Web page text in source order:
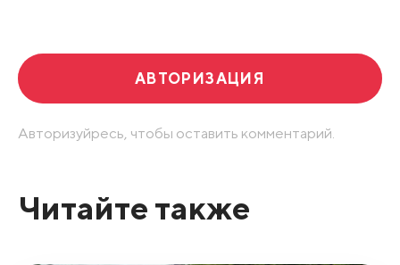
АВТОРИЗАЦИЯ
Авторизуйресь, чтобы оставить комментарий.
Читайте также